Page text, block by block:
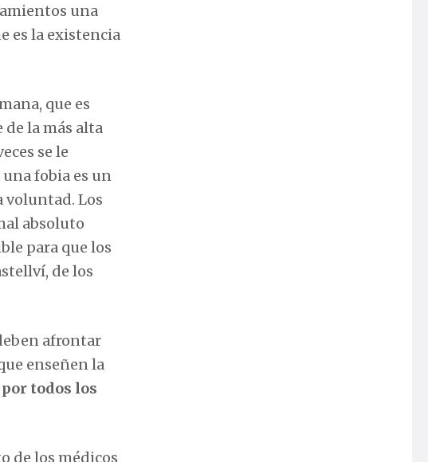
una
es la existencia
que es
la más alta
se le
fobia es un
Los
absoluto
para que los
de los
afrontar
enseñen la
todos los
de los médicos